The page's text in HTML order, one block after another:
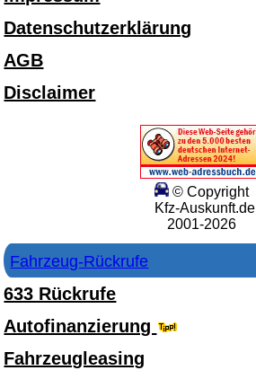
Datenschutzerklärung
AGB
Disclaimer
© Copyright
Kfz-Auskunft.de
2001-2026
Fahrzeug-Rückrufe
633 Rückrufe
Autofinanzierung
Fahrzeugleasing